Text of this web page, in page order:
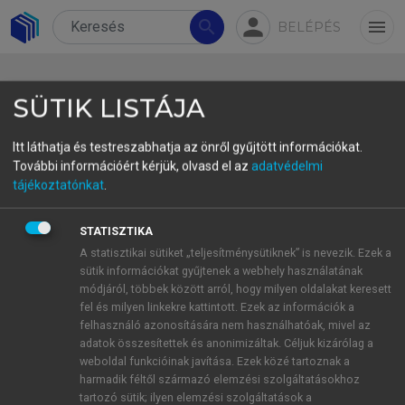
search person BELÉPÉS menu
Tudományszkepszis: nem az
ostoba emberek ópiuma • Science
Skepticism: Not the Opium of
Dump People
Az öngyilkosság-kutatás harminc
Éve Magyarországon: bibliometriai
SÜTIK LISTÁJA
Itt láthatja és testreszabhatja az önről gyűjtött információkat.
További információért kérjük, olvasd el az adatvédelmi
tájékoztatónkat.
STATISZTIKA
A statisztikai sütiket „teljesítménysütiknek” is nevezik. Ezek a
sütik információkat gyűjtenek a webhely használatának
módjáról, többek között arról, hogy milyen oldalakat keresett
fel és milyen linkekre kattintott. Ezek az információk a
felhasználó azonosítására nem használhatóak, mivel az
adatok összesítettek és anonimizáltak. Céljuk kizárólag a
weboldal funkcióinak javítása. Ezek közé tartoznak a
harmadik féltől származó elemzési szolgáltatásokhoz
tartozó sütik; ilyen elemzési szolgáltatások a